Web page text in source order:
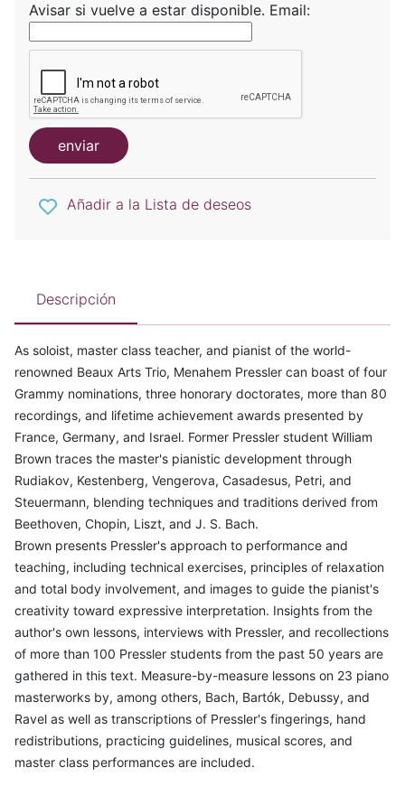
Avisar si vuelve a estar disponible. Email:
enviar
Añadir a la Lista de deseos
Descripción
As soloist, master class teacher, and pianist of the world-
renowned Beaux Arts Trio, Menahem Pressler can boast of four
Grammy nominations, three honorary doctorates, more than 80
recordings, and lifetime achievement awards presented by
France, Germany, and Israel. Former Pressler student William
Brown traces the master's pianistic development through
Rudiakov, Kestenberg, Vengerova, Casadesus, Petri, and
Steuermann, blending techniques and traditions derived from
Beethoven, Chopin, Liszt, and J. S. Bach.
Brown presents Pressler's approach to performance and
teaching, including technical exercises, principles of relaxation
and total body involvement, and images to guide the pianist's
creativity toward expressive interpretation. Insights from the
author's own lessons, interviews with Pressler, and recollections
of more than 100 Pressler students from the past 50 years are
gathered in this text. Measure-by-measure lessons on 23 piano
masterworks by, among others, Bach, Bartók, Debussy, and
Ravel as well as transcriptions of Pressler's fingerings, hand
redistributions, practicing guidelines, musical scores, and
master class performances are included.